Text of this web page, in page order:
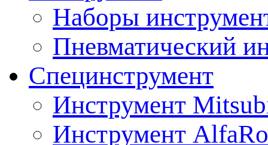
Наборы
Пневматический
Специнструмент
Инструмент
Инструмент